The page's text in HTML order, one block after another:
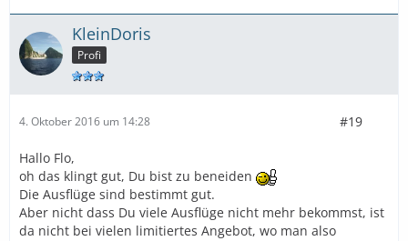
KleinDoris
Profi
4. Oktober 2016 um 14:28 #19
Hallo Flo,
oh das klingt gut, Du bist zu beneiden
Die Ausflüge sind bestimmt gut.
Aber nicht dass Du viele Ausflüge nicht mehr bekommst, ist
da nicht bei vielen limitiertes Angebot, wo man also